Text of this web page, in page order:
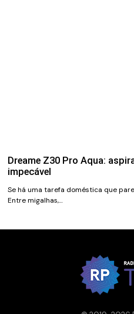
Dreame Z30 Pro Aqua:
impecável
Se há uma tarefa doméstica que
Entre migalhas,…